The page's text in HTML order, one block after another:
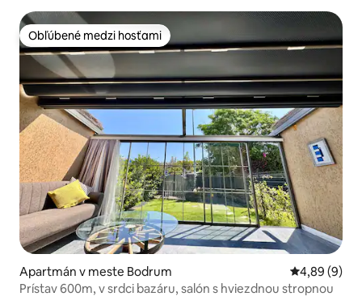
Obľúbené medzi hosťami
Obľúbené medzi hosťami
Apartmán v meste Bodrum Priemerné
4,89 (9)
Prístav 600m, v srdci bazáru, salón s hviezdnou stropnou